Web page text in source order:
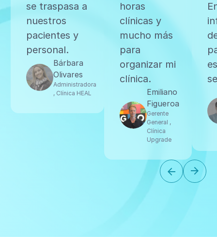
se traspasa a
nuestros
pacientes y
personal.
Bárbara
Olivares
Administradora
, Clínica HEAL
horas
clínicas y
mucho más
para
organizar mi
clínica.
Emiliano
Figueroa
Gerente
General ,
Clínica
Upgrade